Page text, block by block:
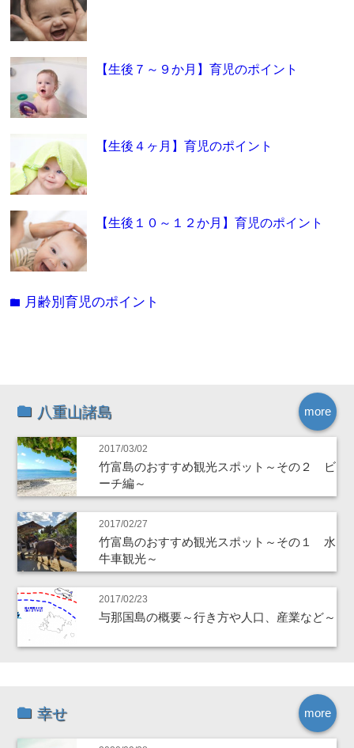
【生後７～９か月】育児のポイント
【生後４ヶ月】育児のポイント
【生後１０～１２か月】育児のポイント
folder 月齢別育児のポイント
more
八重山諸島
2017/03/02
竹富島のおすすめ観光スポット～その２ ビ
ーチ編～
2017/02/27
竹富島のおすすめ観光スポット～その１ 水
牛車観光～
2017/02/23
与那国島の概要～行き方や人口、産業など～
more
幸せ